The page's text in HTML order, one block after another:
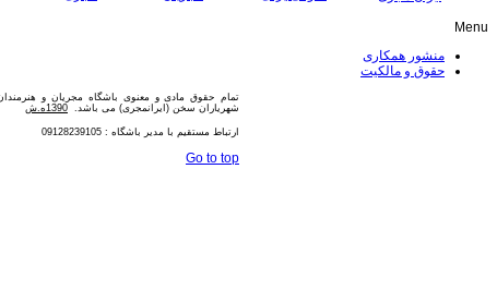
Menu
منشور همکاری
حقوق و مالکیت
تمام حقوق مادی و معنوی باشگاه مجریان و
شهریاران سخن (ایرانمجری) می باشد. 1390ه.ش
ارتباط مستقیم با مدیر باشگاه : 09128239105
Go to top